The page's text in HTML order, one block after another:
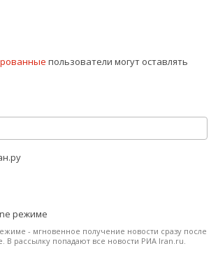
пользователи могут оставлять
режиме
- мгновенное получение новости сразу после
В рассылку попадают все новости РИА Iran.ru.